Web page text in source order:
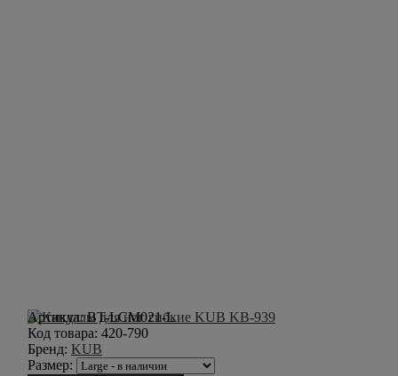
Артикул:BT-LCM021-L
Код товара: 420-790
Бренд: KUB
Размер: